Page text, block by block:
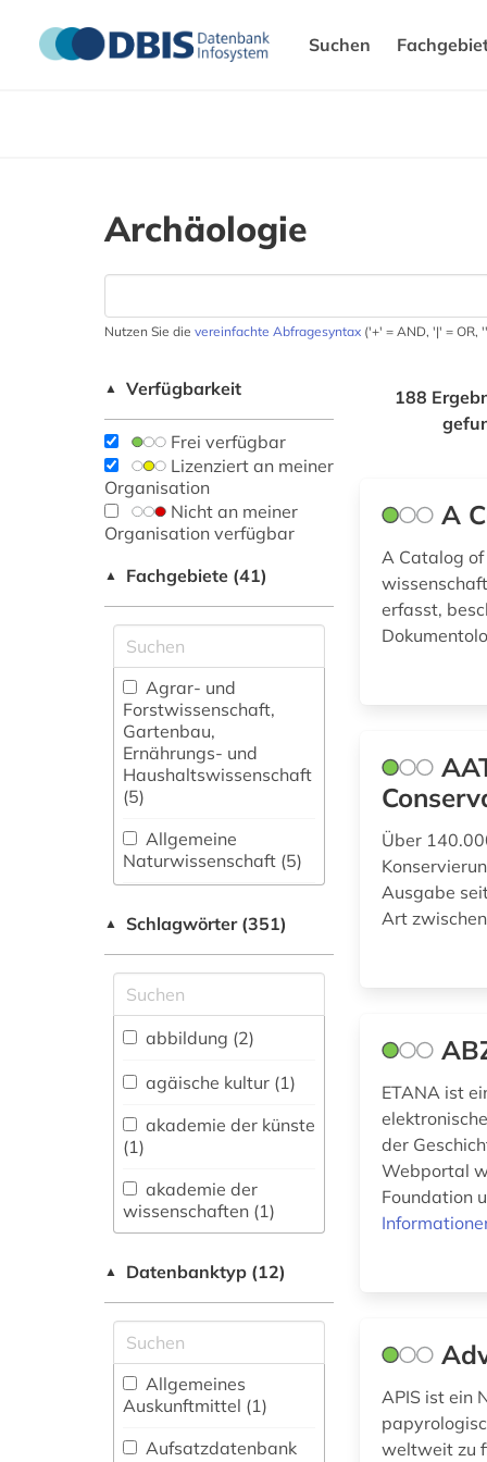
Suchen
Archäologie
Nutzen Sie die vereinfachte Abfragesyntax ('+' = AND, '|' = OR,
▲ Verfügbarkeit
Frei verfügbar
Lizenziert an meiner
Organisation
Nicht an meiner
Organisation verfügbar
▲ Fachgebiete (41)
Agrar- und
Forstwissenschaft,
Gartenbau,
Ernährungs- und
Haushaltswissenschaft
(5)
Allgemeine
Naturwissenschaft (5)
fachübergreifende
Allgemeine und
vergleichende Sprach-
und
Literaturwissenschaft.
Indogermanistik.
Außereuropäische
Sprachen und
Literaturen (15)
Anglistik.
Amerikanistik (5)
Vermessungswesen
(22)
Biologie,
Biotechnologie (6)
▲ Schlagwörter (351)
abbildung (2)
agäische kultur (1)
akademie der künste
(1)
akademie der
wissenschaften (1)
allgemeine
kulturwissenschaft (1)
aloys ludwig (1)
alte geschichte (6)
alter orient (6)
▲ Datenbanktyp (12)
Allgemeines
Auskunftmittel (1)
Aufsatzdatenbank
188
A
A Catalog
erfasst,
Über
Ausgabe
Art
ETANA ist
der
Webportal
Foundation
APIS ist ein
weltweit zu